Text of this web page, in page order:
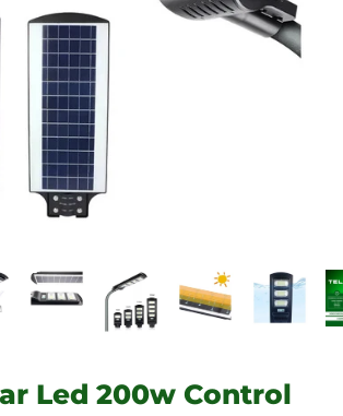
Led 200w Control